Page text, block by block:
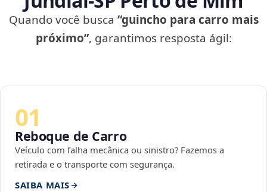
Quando você busca “guincho para carro mais
próximo”, garantimos resposta ágil:
01
Reboque de Carro
Veículo com falha mecânica ou sinistro? Fazemos a
retirada e o transporte com segurança.
SAIBA MAIS